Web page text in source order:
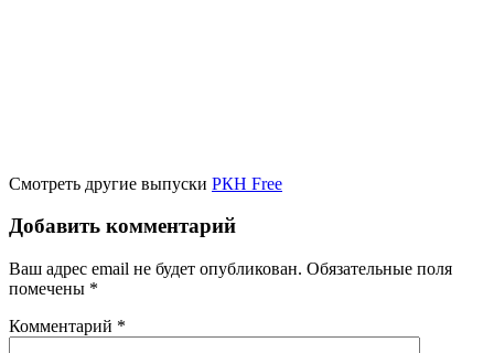
Смотреть другие выпуски РКН Free
Добавить комментарий
Ваш адрес email не будет опубликован. Обязательные поля
помечены *
Комментарий *